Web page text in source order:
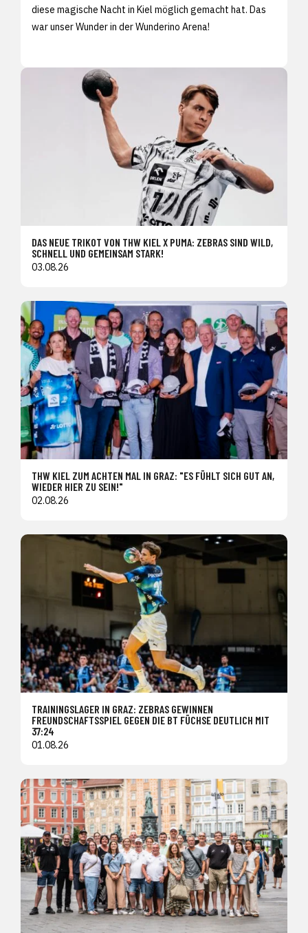
diese magische Nacht in Kiel möglich gemacht hat. Das
war unser Wunder in der Wunderino Arena!
DAS NEUE TRIKOT VON THW KIEL X PUMA: ZEBRAS SIND WILD,
SCHNELL UND GEMEINSAM STARK!
03.08.26
THW KIEL ZUM ACHTEN MAL IN GRAZ: "ES FÜHLT SICH GUT AN,
WIEDER HIER ZU SEIN!"
02.08.26
TRAININGSLAGER IN GRAZ: ZEBRAS GEWINNEN
FREUNDSCHAFTSSPIEL GEGEN DIE BT FÜCHSE DEUTLICH MIT
37:24
01.08.26